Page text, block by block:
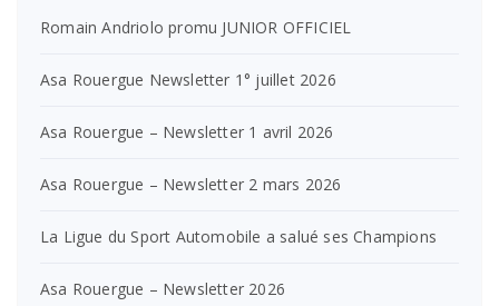
Romain Andriolo promu JUNIOR OFFICIEL
Asa Rouergue Newsletter 1° juillet 2026
Asa Rouergue – Newsletter 1 avril 2026
Asa Rouergue – Newsletter 2 mars 2026
La Ligue du Sport Automobile a salué ses Champions
Asa Rouergue – Newsletter 2026